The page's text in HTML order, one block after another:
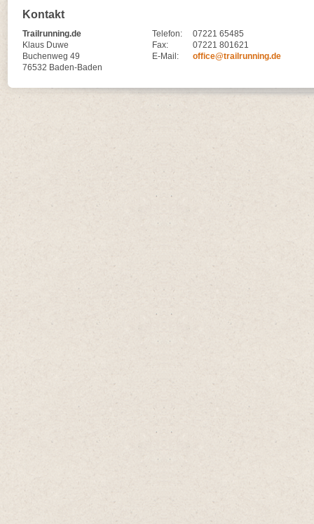
Kontakt
Trailrunning.de
Klaus Duwe
Buchenweg 49
76532 Baden-Baden
Telefon:
07221 65485
Fax:
07221 801621
E-Mail:
office@trailrunning.de